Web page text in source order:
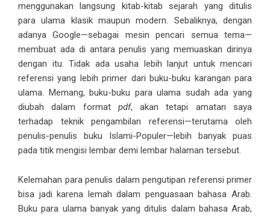
menggunakan langsung kitab-kitab sejarah yang ditulis
para ulama klasik maupun modern. Sebaliknya, dengan
adanya Google—sebagai mesin pencari semua tema—
membuat ada di antara penulis yang memuaskan dirinya
dengan itu. Tidak ada usaha lebih lanjut untuk mencari
referensi yang lebih primer dari buku-buku karangan para
ulama. Memang, buku-buku para ulama sudah ada yang
diubah dalam format pdf, akan tetapi amatan saya
terhadap teknik pengambilan referensi—terutama oleh
penulis-penulis buku Islami-Populer—lebih banyak puas
pada titik mengisi lembar demi lembar halaman tersebut.
Kelemahan para penulis dalam pengutipan referensi primer
bisa jadi karena lemah dalam penguasaan bahasa Arab.
Buku para ulama banyak yang ditulis dalam bahasa Arab,